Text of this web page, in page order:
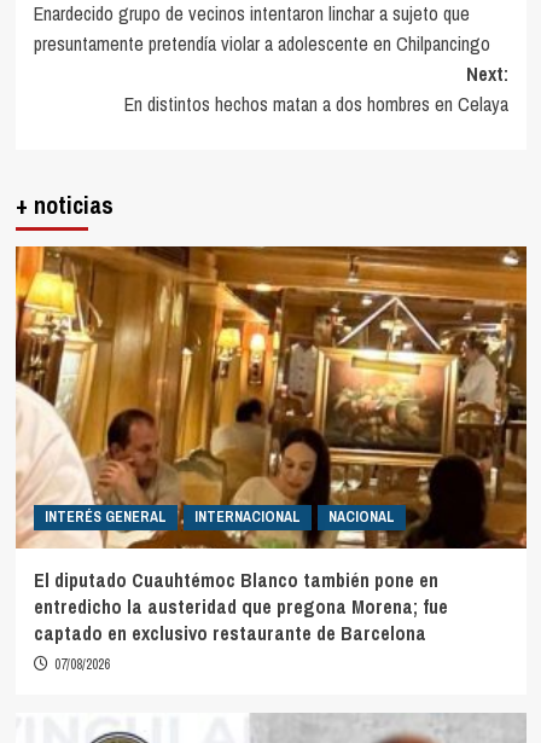
navigation
Enardecido grupo de vecinos intentaron linchar a sujeto que
presuntamente pretendía violar a adolescente en Chilpancingo
Next:
En distintos hechos matan a dos hombres en Celaya
+ noticias
INTERÉS GENERAL INTERNACIONAL NACIONAL
El diputado Cuauhtémoc Blanco también pone en
entredicho la austeridad que pregona Morena; fue
captado en exclusivo restaurante de Barcelona
07/08/2026